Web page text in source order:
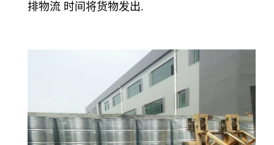
排物流 时间将货物发出.